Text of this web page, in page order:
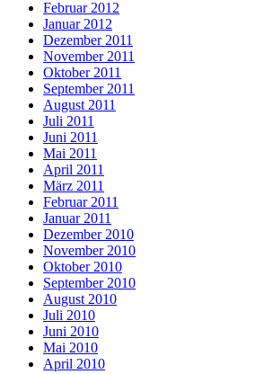
Februar 2012
Januar 2012
Dezember 2011
November 2011
Oktober 2011
September 2011
August 2011
Juli 2011
Juni 2011
Mai 2011
April 2011
März 2011
Februar 2011
Januar 2011
Dezember 2010
November 2010
Oktober 2010
September 2010
August 2010
Juli 2010
Juni 2010
Mai 2010
April 2010